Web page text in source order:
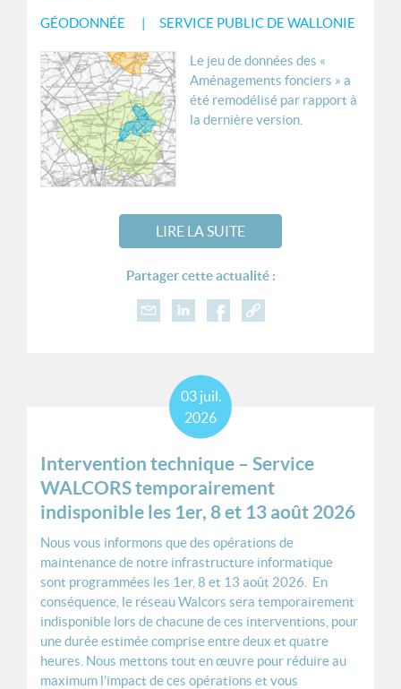
GÉODONNÉE SERVICE PUBLIC DE WALLONIE
Le jeu de données des «
Aménagements fonciers » a
été remodélisé par rapport à
la dernière version.
LIRE LA SUITE
Partager cette actualité :
Intervention technique – Service
WALCORS temporairement
indisponible les 1er, 8 et 13 août 2026
03 juil.
2026
Nous vous informons que des opérations de
maintenance de notre infrastructure informatique
sont programmées les 1er, 8 et 13 août 2026. En
conséquence, le réseau Walcors sera temporairement
indisponible lors de chacune de ces interventions, pour
une durée estimée comprise entre deux et quatre
heures. Nous mettons tout en œuvre pour réduire au
maximum l'impact de ces opérations et vous